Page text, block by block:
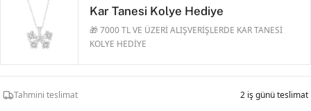
Kar Tanesi Kolye Hediye
🎁 7000 TL VE ÜZERİ ALIŞVERİŞLERDE KAR TANESİ
KOLYE HEDİYE
Tahmini teslimat 2 iş günü teslimat